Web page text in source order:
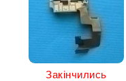
Закінчились